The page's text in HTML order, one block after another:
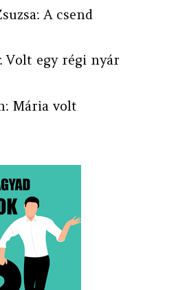
A csend
Volt egy régi nyár
Mária volt